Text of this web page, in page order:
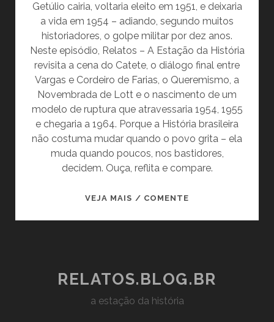
Getúlio cairia, voltaria eleito em 1951, e deixaria
a vida em 1954 – adiando, segundo muitos
historiadores, o golpe militar por dez anos.
Neste episódio, Relatos – A Estação da História
revisita a cena do Catete, o diálogo final entre
Vargas e Cordeiro de Farias, o Queremismo, a
Novembrada de Lott e o nascimento de um
modelo de ruptura que atravessaria 1954, 1955
e chegaria a 1964. Porque a História brasileira
não costuma mudar quando o povo grita – ela
muda quando poucos, nos bastidores,
decidem. Ouça, reflita e compare.
VEJA MAIS / COMENTEBOOGIE
CATETE:
RELATOS.BLOG.BR
a estação da história